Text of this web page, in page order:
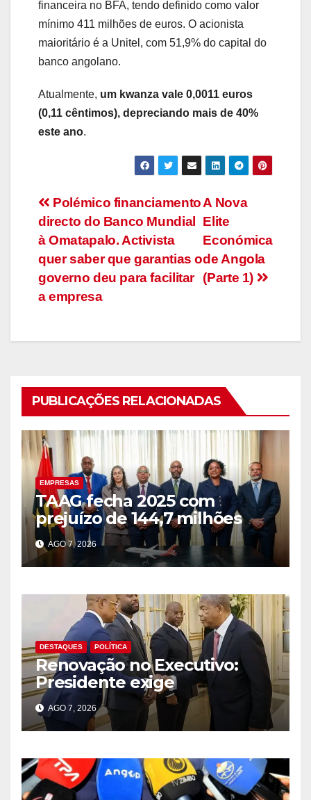
financeira no BFA, tendo definido como valor
mínimo 411 milhões de euros. O acionista
maioritário é a Unitel, com 51,9% do capital do
banco angolano.
Atualmente, um kwanza vale 0,0011 euros
(0,11 cêntimos), depreciando mais de 40%
este ano.
Navegação
de
artigos
A Nova
Elite
Económica
de Angola
(Parte 1)
Polémico financiamento
directo do Banco Mundial
à Omatapalo. Activista
quer saber que garantias o
governo deu para facilitar
a empresa
PUBLICAÇÕES RELACIONADAS
EMPRESAS
TAAG fecha 2025 com
prejuízo de 144,7 milhões
USD; KPMG mantém
reservas sobre as contas
AGO 7, 2026
DESTAQUES POLÍTICA
Renovação no Executivo:
Presidente exige
compromisso na resolução
dos problemas do país
durante acto de posse
AGO 7, 2026